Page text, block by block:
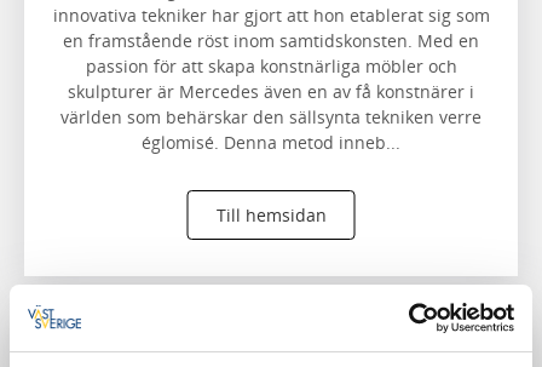
innovativa tekniker har gjort att hon etablerat sig som
en framstående röst inom samtidskonsten. Med en
passion för att skapa konstnärliga möbler och
skulpturer är Mercedes även en av få konstnärer i
världen som behärskar den sällsynta tekniken verre
églomisé. Denna metod inneb...
Till hemsidan